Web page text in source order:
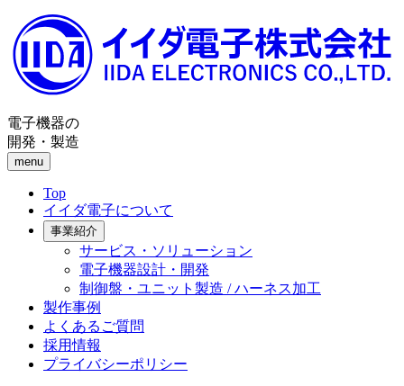
電子機器の
開発・製造
menu
Top
イイダ電子について
事業紹介
サービス・ソリューション
電子機器設計・開発
制御盤・ユニット製造 / ハーネス加工
製作事例
よくあるご質問
採用情報
プライバシーポリシー